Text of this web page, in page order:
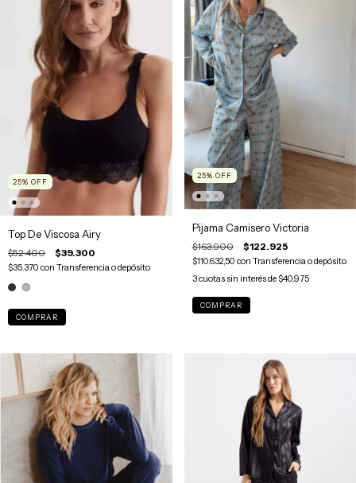
25% OFF
Top De Viscosa Airy
$52.400 $39.300
$35.370 con Transferencia o depósito
COMPRAR
25% OFF
Pijama Camisero Victoria
$163.900 $122.925
$110.632,50 con Transferencia o depósito
3cuotas sin interés de$40.975
COMPRAR